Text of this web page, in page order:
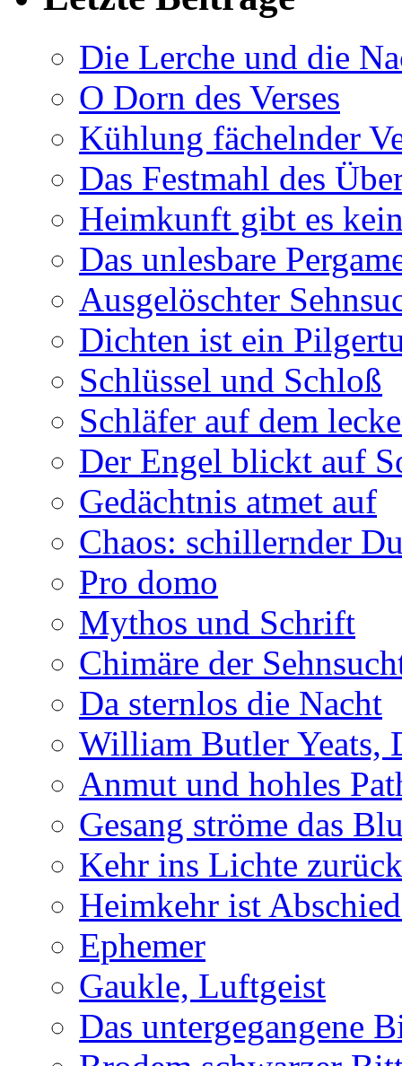
Die Lerche und die
O Dorn des Verses
Kühlung fächelnder
Das Festmahl des
Heimkunft gibt es
Das unlesbare
Ausgelöschter
Dichten ist ein
Schlüssel und Schloß
Schläfer auf dem
Der Engel blickt auf
Gedächtnis atmet auf
Chaos: schillernder
Pro domo
Mythos und Schrift
Chimäre der
Da sternlos die Nacht
William Butler Yeats,
Anmut und hohles
Gesang ströme das
Kehr ins Lichte zurück
Heimkehr ist
Ephemer
Gaukle, Luftgeist
Das untergegangene